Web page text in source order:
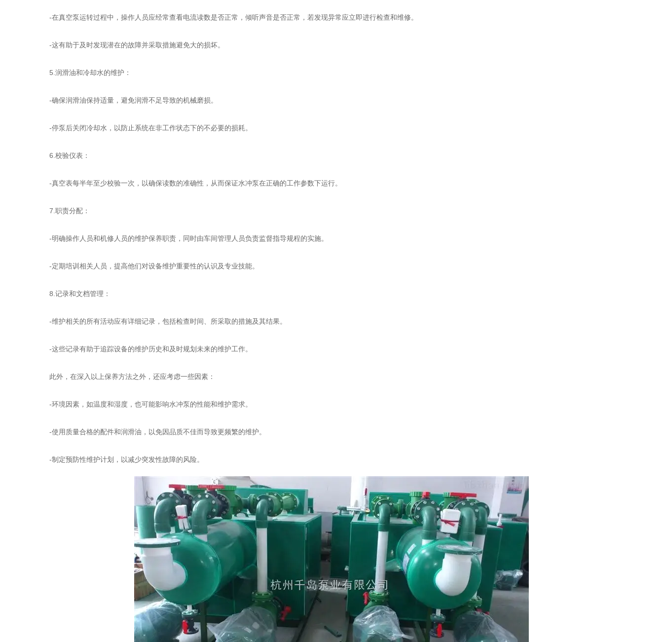
-在真空泵运转过程中，操作人员应经常查看电流读数是否正常，倾听声音是否正常，若发现异常应立即进行检查和维修。
-这有助于及时发现潜在的故障并采取措施避免大的损坏。
5.润滑油和冷却水的维护：
-确保润滑油保持适量，避免润滑不足导致的机械磨损。
-停泵后关闭冷却水，以防止系统在非工作状态下的不必要的损耗。
6.校验仪表：
-真空表每半年至少校验一次，以确保读数的准确性，从而保证水冲泵在正确的工作参数下运行。
7.职责分配：
-明确操作人员和机修人员的维护保养职责，同时由车间管理人员负责监督指导规程的实施。
-定期培训相关人员，提高他们对设备维护重要性的认识及专业技能。
8.记录和文档管理：
-维护相关的所有活动应有详细记录，包括检查时间、所采取的措施及其结果。
-这些记录有助于追踪设备的维护历史和及时规划未来的维护工作。
此外，在深入以上保养方法之外，还应考虑一些因素：
-环境因素，如温度和湿度，也可能影响水冲泵的性能和维护需求。
-使用质量合格的配件和润滑油，以免因品质不佳而导致更频繁的维护。
-制定预防性维护计划，以减少突发性故障的风险。